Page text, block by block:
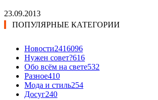
23.09.2013
ПОПУЛЯРНЫЕ КАТЕГОРИИ
Новости2416096
Нужен совет?616
Обо всём на свете532
Разное410
Мода и стиль254
Досуг240